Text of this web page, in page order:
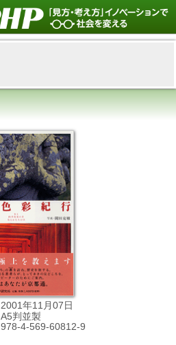
2001年11月07日
A5判並製
978-4-569-60812-9